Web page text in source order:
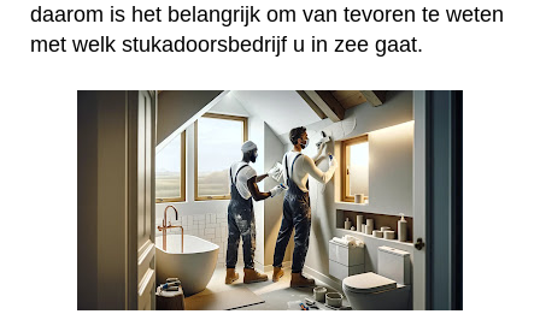
daarom is het belangrijk om van tevoren te weten
met welk stukadoorsbedrijf u in zee gaat.